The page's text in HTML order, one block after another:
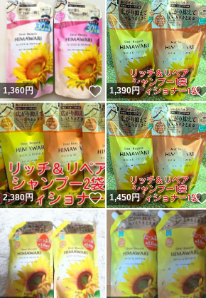
1,360円 いいね！
1,390円
2,380円 いいね！
1,450円